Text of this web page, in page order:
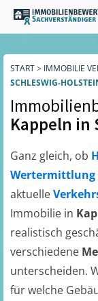
START> IMMOBILIE
SCHLESWIG-
Kappeln in
Ganz gleich, ob
Wertermittlung
aktuelle
Immobilie in
realistisch
verschiedene
unterscheiden.
für welche